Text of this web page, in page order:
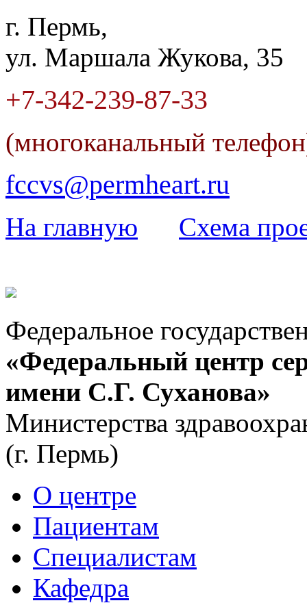
г. Пермь,
ул. Маршала Жукова, 35
+7-342-239-87-33
(многоканальный
fccvs@permheart.ru
На главную Cхема
Федеральное
«Федеральный центр
имени С.Г. Суханова»
Министерства
(г. Пермь)
О центре
Пациентам
Специалистам
Кафедра